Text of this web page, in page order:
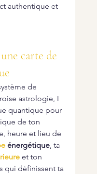
authentique et
carte de
de
astrologie, I
quantique pour
de ton
heure et lieu de
énergétique, ta
et ton
qui définissent ta